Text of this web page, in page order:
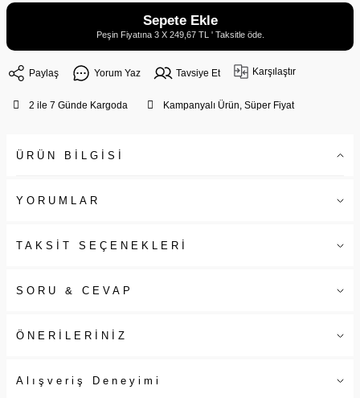
Sepete Ekle
Peşin Fiyatına 3 X 249,67 TL ' Taksitle öde.
Paylaş Yorum Yaz Tavsiye Et Karşılaştır
2 ile 7 Günde Kargoda Kampanyalı Ürün, Süper Fiyat
ÜRÜN BİLGİSİ
YORUMLAR
TAKSİT SEÇENEKLERİ
SORU & CEVAP
ÖNERİLERİNİZ
Alışveriş Deneyimi